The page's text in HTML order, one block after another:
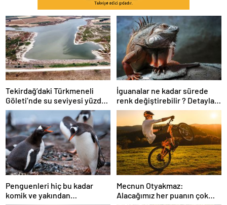
Tekirdağ’daki Türkmeneli
Göleti’nde su seviyesi yüzde
5’in altına düştü
İguanalar ne kadar sürede
renk değiştirebilir ? Detaylar
burada…
Penguenleri hiç bu kadar
komik ve yakından
Mecnun Otyakmaz:
Alacağımız her puanın çok